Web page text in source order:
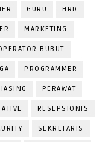
GURU HRD
MARKETING
BUBUT
PROGRAMMER
PERAWAT
RESEPSIONIS
SEKRETARIS